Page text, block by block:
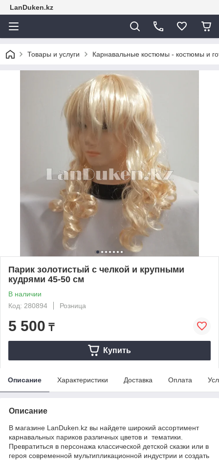
LanDuken.kz
Товары и услуги Карнавальные костюмы - костюмы и
Парик золотистый с челкой и крупными
кудрями 45-50 см
В наличии
Код: 280894
Розница
5 500 ₸
Купить
Описание Характеристики Доставка Оплата
Описание
В магазине LanDuken.kz вы найдете широкий ассортимент
карнавальных париков различных цветов и тематики.
Превратиться в персонажа классической детской сказки или в
героя современной мультипликационной индустрии и создать